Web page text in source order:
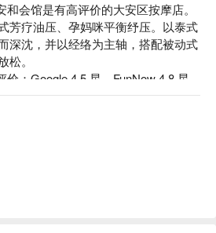
会馆是有高评价的大安区按摩店。
芳疗油压、孕妈咪平衡纾压。以泰式
深沈，并以经络为主轴，搭配被动式
。
价：Google 4.5 星、FunNow 4.8 星
使用的是顶级的五行精油，依照您
运用独特的按摩手法来让您达到身心
和会馆预约、Villa.like Spa 悦禾庄园